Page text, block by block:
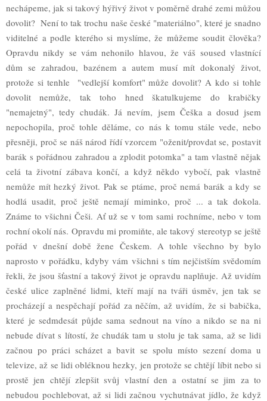
nechápeme, jak si takový hýřivý život v poměrně drahé zemi můžou
dovolit? Není to tak trochu naše české "materiálno", které je snadno
viditelné a podle kterého si myslíme, že můžeme soudit člověka?
Opravdu nikdy se vám nehonilo hlavou, že váš soused vlastnící
dům se zahradou, bazénem a autem musí mít dokonalý život,
protože si tenhle "vedlejší komfort" může dovolit? A kdo si tohle
dovolit nemůže, tak toho hned škatulkujeme do krabičky
"nemajetný", tedy chudák. Já nevím, jsem Češka a dosud jsem
nepochopila, proč tohle děláme, co nás k tomu stále vede, nebo
přesněji, proč se náš národ řídí vzorcem "oženit/provdat se, postavit
barák s pořádnou zahradou a zplodit potomka" a tam vlastně nějak
celá ta životní zábava končí, a když někdo vybočí, pak vlastně
nemůže mít hezký život. Pak se ptáme, proč nemá barák a kdy se
hodlá usadit, proč ještě nemají miminko, proč ... a tak dokola.
Známe to všichni Češi. Ať už se v tom sami rochníme, nebo v tom
rochní okolí nás. Opravdu mi promiňte, ale takový stereotyp se ještě
pořád v dnešní době žene Českem. A tohle všechno by bylo
naprosto v pořádku, kdyby vám všichni s tím nejčistším svědomím
řekli, že jsou šťastní a takový život je opravdu naplňuje. Až uvidím
české ulice zaplněné lidmi, kteří mají na tváři úsměv, jen tak se
procházejí a nespěchají pořád za něčím, až uvidím, že si babička,
které je sedmdesát půjde sama sednout na víno a nikdo se na ni
nebude dívat s lítostí, že chudák tam u stolu je tak sama, až se lidi
začnou po práci scházet a bavit se spolu místo sezení doma u
televize, až se lidi obléknou hezky, jen protože se chtějí líbit nebo si
prostě jen chtějí zlepšit svůj vlastní den a ostatní se jim za to
nebudou pochlebovat, až si lidi začnou vychutnávat jídlo, že když